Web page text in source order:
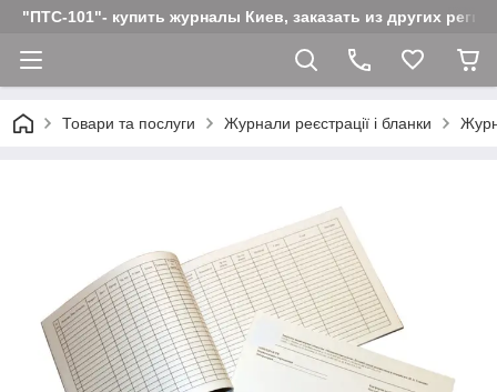
"ПТС-101"- купить журналы Киев, заказать из других
Товари та послуги Журнали реєстрації і бланки